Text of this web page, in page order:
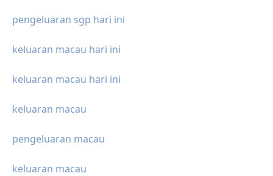
pengeluaran sgp hari ini
keluaran macau hari ini
keluaran macau hari ini
keluaran macau
pengeluaran macau
keluaran macau